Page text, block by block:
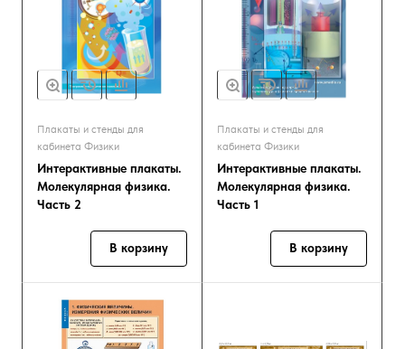
Плакаты и стенды для
кабинета Физики
Интерактивные плакаты.
Молекулярная физика.
Часть 2
В корзину
Плакаты и стенды для
кабинета Физики
Интерактивные плакаты.
Молекулярная физика.
Часть 1
В корзину